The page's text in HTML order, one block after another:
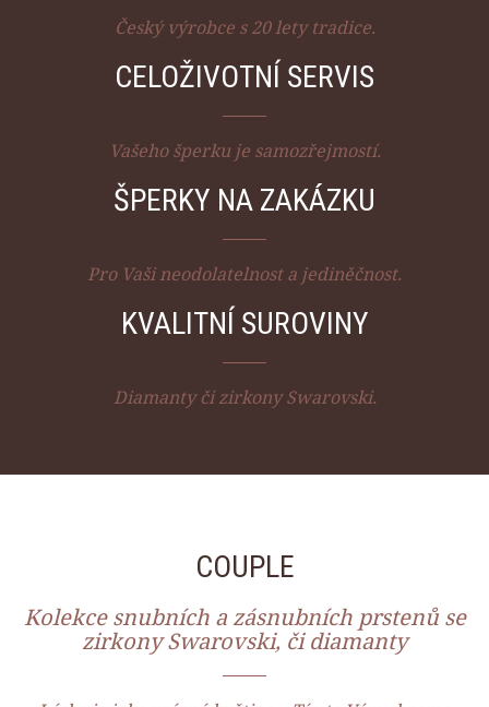
Český výrobce s 20 lety tradice.
CELOŽIVOTNÍ SERVIS
Vašeho šperku je samozřejmostí.
ŠPERKY NA ZAKÁZKU
Pro Vaši neodolatelnost a jediněčnost.
KVALITNÍ SUROVINY
Diamanty či zirkony Swarovski.
COUPLE
Kolekce snubních a zásnubních prstenů se
zirkony Swarovski, či diamanty